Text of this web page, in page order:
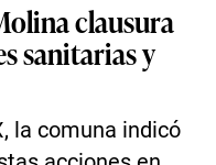
clausura
sanitarias y
la comuna indicó